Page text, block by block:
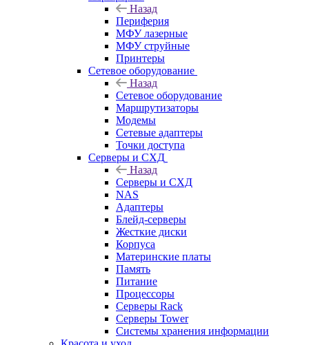
Назад
Периферия
МФУ лазерные
МФУ струйные
Принтеры
Сетевое оборудование
Назад
Сетевое оборудование
Маршрутизаторы
Модемы
Сетевые адаптеры
Точки доступа
Серверы и СХД
Назад
Серверы и СХД
NAS
Адаптеры
Блейд-серверы
Жесткие диски
Корпуса
Материнские платы
Память
Питание
Процессоры
Серверы Rack
Серверы Tower
Системы хранения информации